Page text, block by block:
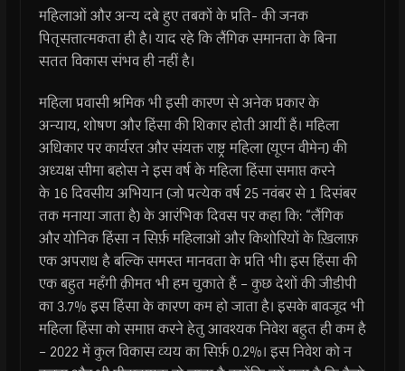
महिलाओं और अन्य दबे हुए तबकों के प्रति- की जनक
पितृसत्तात्मकता ही है। याद रहे कि लैंगिक समानता के बिना
सतत विकास संभव ही नहीं है।
महिला प्रवासी श्रमिक भी इसी कारण से अनेक प्रकार के
अन्याय, शोषण और हिंसा की शिकार होती आयीं हैं। महिला
अधिकार पर कार्यरत और संयक्त राष्ट्र महिला (यूएन वीमेन) की
अध्यक्ष सीमा बहोस ने इस वर्ष के महिला हिंसा समाप्त करने
के 16 दिवसीय अभियान (जो प्रत्येक वर्ष 25 नवंबर से 1 दिसंबर
तक मनाया जाता है) के आरंभिक दिवस पर कहा कि: “लैंगिक
और योनिक हिंसा न सिर्फ़ महिलाओं और किशोरियों के ख़िलाफ़
एक अपराध है बल्कि समस्त मानवता के प्रति भी। इस हिंसा की
एक बहुत महँगी क़ीमत भी हम चुकाते हैं – कुछ देशों की जीडीपी
का 3.7% इस हिंसा के कारण कम हो जाता है। इसके बावजूद भी
महिला हिंसा को समाप्त करने हेतु आवश्यक निवेश बहुत ही कम है
– 2022 में कुल विकास व्यय का सिर्फ़ 0.2%। इस निवेश को न